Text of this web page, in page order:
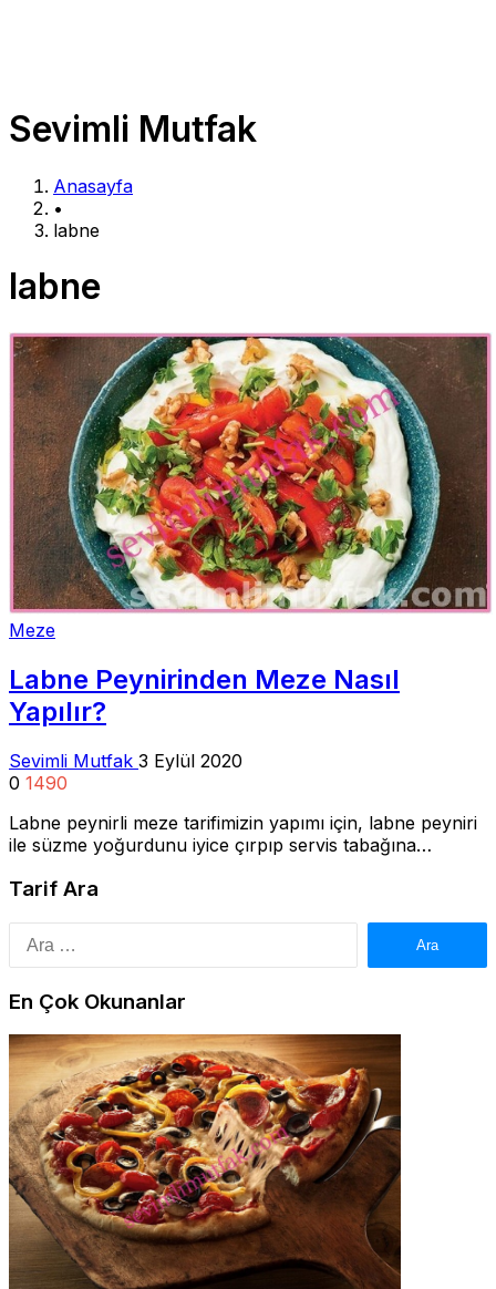
Sevimli Mutfak
Anasayfa
•
labne
labne
Meze
Labne Peynirinden Meze Nasıl
Yapılır?
Sevimli Mutfak 3 Eylül 2020
0 1490
Labne peynirli meze tarifimizin yapımı için, labne peyniri
ile süzme yoğurdunu iyice çırpıp servis tabağına…
Tarif Ara
En Çok Okunanlar